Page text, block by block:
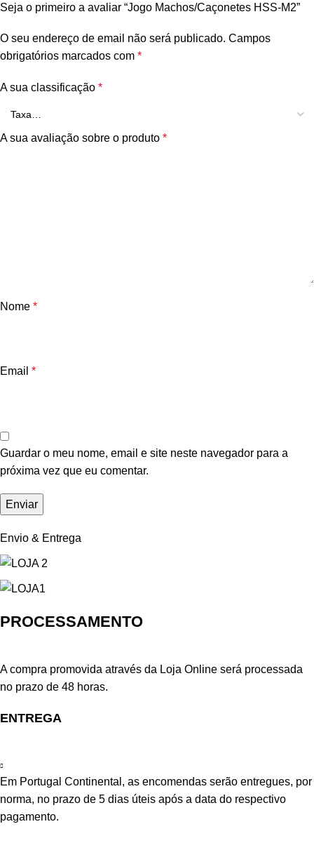
Seja o primeiro a avaliar “Jogo Machos/Caçonetes HSS-M2”
O seu endereço de email não será publicado. Campos
obrigatórios marcados com *
A sua classificação *
A sua avaliação sobre o produto *
Nome *
Email *
Guardar o meu nome, email e site neste navegador para a
próxima vez que eu comentar.
Envio & Entrega
PROCESSAMENTO
A compra promovida através da Loja Online será processada
no prazo de 48 horas.
ENTREGA
Em Portugal Continental, as encomendas serão entregues, por
norma, no prazo de 5 dias úteis após a data do respectivo
pagamento.